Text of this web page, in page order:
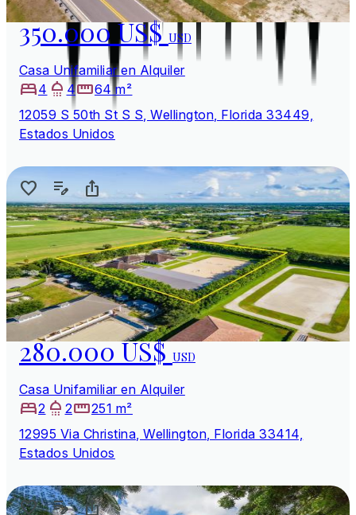
350.000 US$USD
Casa Unifamiliar en Alquiler
4
4
64 m²
12059 S 50th St S S, Wellington, Florida 33449,
Estados Unidos
280.000 US$USD
Casa Unifamiliar en Alquiler
2
2
251 m²
12995 Via Christina, Wellington, Florida 33414,
Estados Unidos